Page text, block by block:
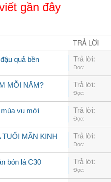
gần đây
TRẢ LỜI
quả bền Trả lời:
Đọc:
MỖI NĂM? Trả lời:
Đọc:
mùa vụ mới Trả lời:
Đọc:
MÃN KINH Trả lời:
Đọc:
bón lá C30 Trả lời:
Đọc: